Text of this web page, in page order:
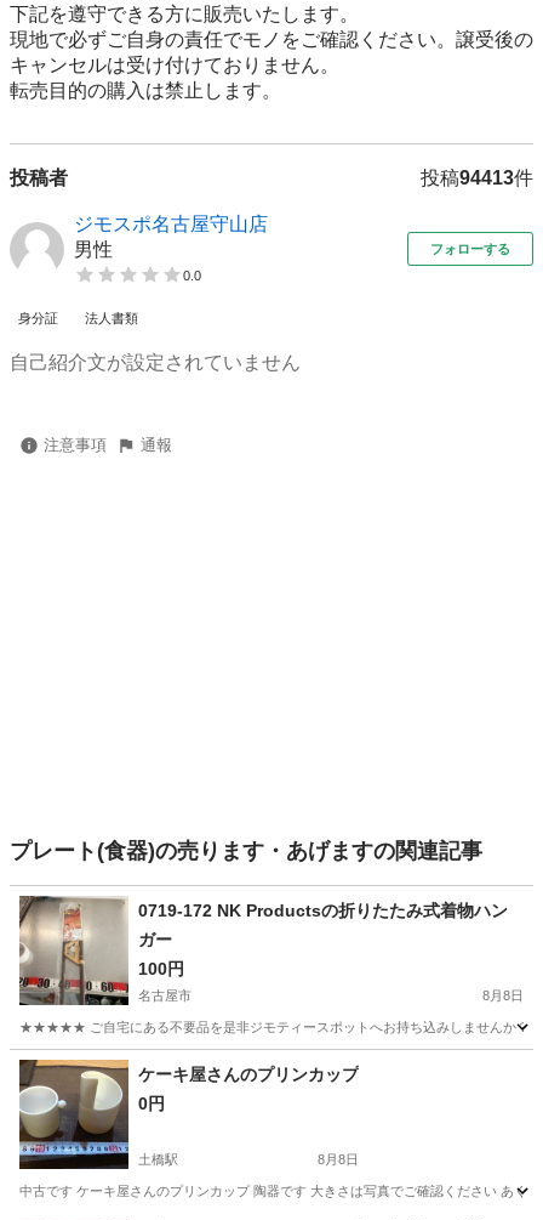
下記を遵守できる⽅に販売いたします。
現地で必ずご⾃⾝の責任でモノをご確認ください。譲受後の
キャンセルは受け付けておりません。
転売⽬的の購⼊は禁⽌します。
投稿者 投稿94413件
ジモスポ名古屋守山店
男性
0.0
フォローする
身分証 法人書類
自己紹介文が設定されていません
注意事項 通報
プレート(食器)の売ります・あげますの関連記事
0719-172 NK Productsの折りたたみ式着物ハン
ガー
100円
名古屋市 8月8日
★★★★★ ご自宅にある不要品を是非ジモティースポットへお持ち込みしませんか？
愛知 名古屋市 洗濯用品 現地
ケーキ屋さんのプリンカップ
0円
土橋駅 8月8日
中古です ケーキ屋さんのプリンカップ 陶器です 大きさは写真でご確認ください あく